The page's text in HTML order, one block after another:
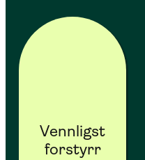
Vennligst
forstyrr